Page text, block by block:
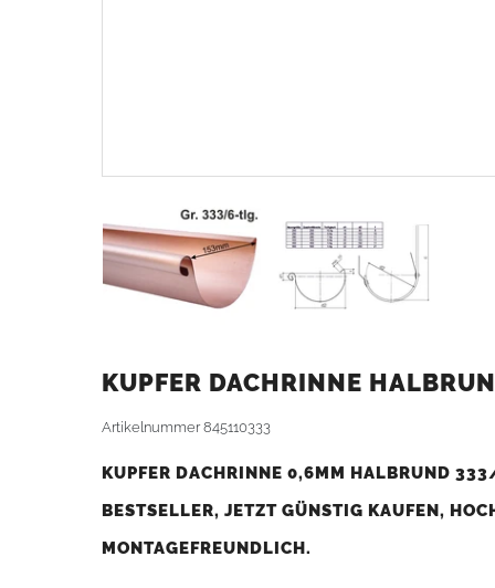
KUPFER DACHRINNE
Artikelnummer845110333
KUPFER DACHRINNE 0,6MM HALBRUND
BESTSELLER, JETZT GÜNSTIG KAUFEN,
MONTAGEFREUNDLICH.